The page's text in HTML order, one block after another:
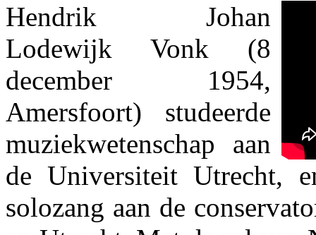
Hendrik Johan
Lodewijk Vonk (8
december 1954,
Amersfoort) studeerde
muziekwetenschap aan
de Universiteit Utrecht,
solozang aan de